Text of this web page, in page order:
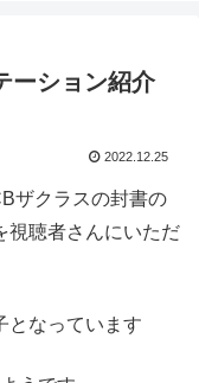
ーション紹介
2022.12.25
ザクラスの封書の
視聴者さんにいただ
となっています